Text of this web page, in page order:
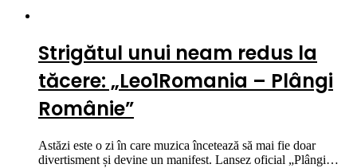
Strigătul unui neam redus la
tăcere: „Leo1Romania – Plângi
Românie”
Astăzi este o zi în care muzica încetează să mai fie doar
divertisment și devine un manifest. Lansez oficial „Plângi…